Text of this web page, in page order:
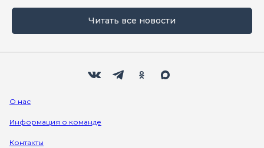
Читать все новости
О нас
Информация о команде
Контакты